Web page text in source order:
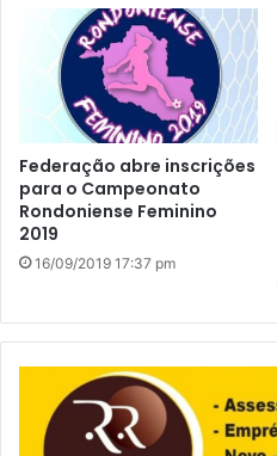
Federação abre inscrições
para o Campeonato
Rondoniense Feminino
2019
16/09/2019 17:37 pm